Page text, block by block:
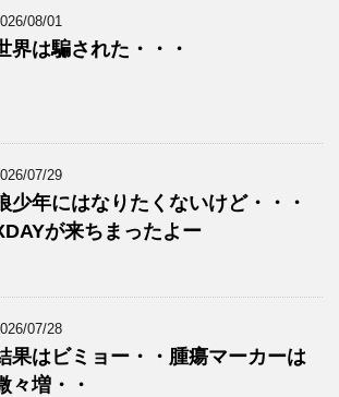
08/01
界は騙された・・・
07/29
少年にはなりたくないけど・・・
が来ちまったよー
07/28
果はビミョー・・腫瘍マーカーは
々増・・